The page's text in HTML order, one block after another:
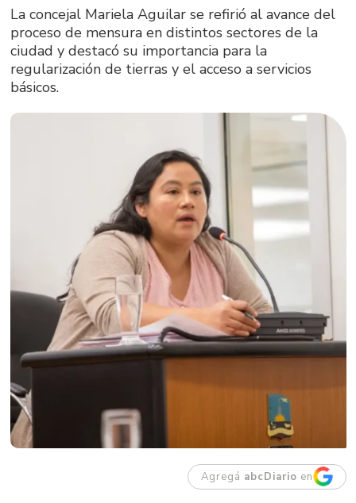
La concejal Mariela Aguilar se refirió al avance del
proceso de mensura en distintos sectores de la
ciudad y destacó su importancia para la
regularización de tierras y el acceso a servicios
básicos.
Agregá abcDiario en